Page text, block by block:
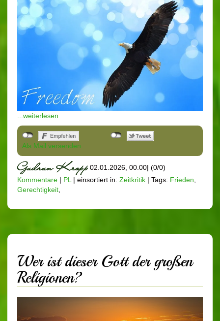
...weiterlesen
Als Mail versenden
02.01.2026, 00.00| (0/0)
Kommentare | PL | einsortiert in: Zeitkritik | Tags: Frieden
Gerechtigkeit
Wer ist dieser Gott der großen
Religionen?